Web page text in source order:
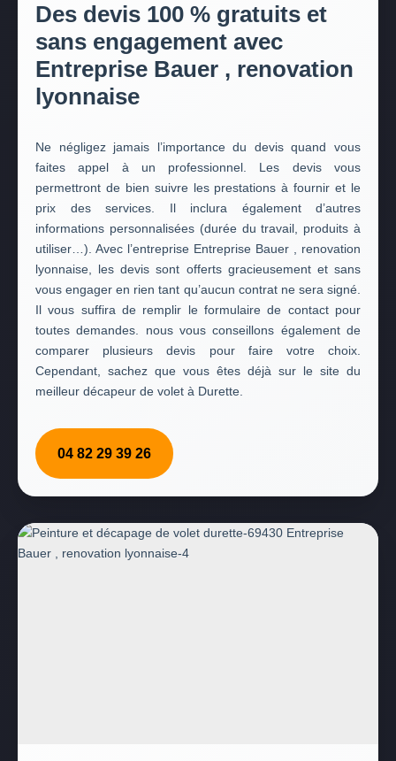
Des devis 100 % gratuits et
sans engagement avec
Entreprise Bauer , renovation
lyonnaise
Ne négligez jamais l’importance du devis quand vous
faites appel à un professionnel. Les devis vous
permettront de bien suivre les prestations à fournir et le
prix des services. Il inclura également d’autres
informations personnalisées (durée du travail, produits à
utiliser…). Avec l’entreprise Entreprise Bauer , renovation
lyonnaise, les devis sont offerts gracieusement et sans
vous engager en rien tant qu’aucun contrat ne sera signé.
Il vous suffira de remplir le formulaire de contact pour
toutes demandes. nous vous conseillons également de
comparer plusieurs devis pour faire votre choix.
Cependant, sachez que vous êtes déjà sur le site du
meilleur décapeur de volet à Durette.
04 82 29 39 26